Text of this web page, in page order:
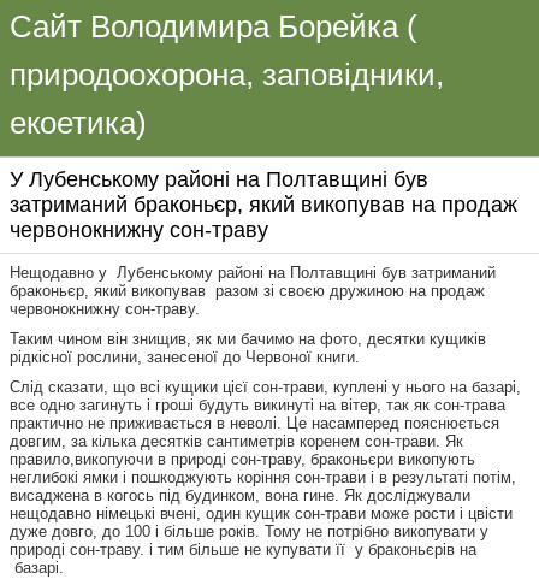
Сайт Володимира Борейка (
природоохорона, заповідники,
екоетика)
У Лубенському районі на Полтавщині був
затриманий браконьєр, який викопував на продаж
червонокнижну сон-траву
Нещодавно у Лубенському районі на Полтавщині був затриманий
браконьєр, який викопував разом зі своєю дружиною на продаж
червонокнижну сон-траву.
Таким чином він знищив, як ми бачимо на фото, десятки кущиків
рідкісної рослини, занесеної до Червоної книги.
Слід сказати, що всі кущики цієї сон-трави, куплені у нього на базарі,
все одно загинуть і гроші будуть викинуті на вітер, так як сон-трава
практично не приживається в неволі. Це насамперед пояснюється
довгим, за кілька десятків сантиметрів коренем сон-трави. Як
правило,викопуючи в природі сон-траву, браконьєри викопують
неглибокі ямки і пошкоджують коріння сон-трави і в результаті потім,
висаджена в когось під будинком, вона гине. Як досліджували
нещодавно німецькі вчені, один кущик сон-трави може рости і цвісти
дуже довго, до 100 і більше років. Тому не потрібно викопувати у
природі сон-траву. і тим більше не купувати її у браконьєрів на
базарі.